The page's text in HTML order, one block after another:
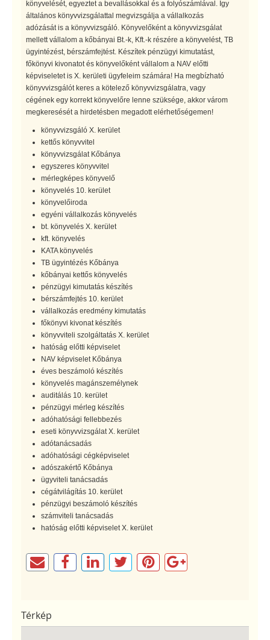
könyvelését, egyeztet a bevallásokkal és a folyószámlával. Így
általános könyvvizsgálattal megvizsgálja a vállalkozás
adózását is a könyvvizsgáló. Könyvelőként a könyvvizsgálat
mellett vállalom a kőbányai Bt.-k, Kft.-k részére a könyvelést, TB
ügyintézést, bérszámfejtést. Készítek pénzügyi kimutatást,
főkönyvi kivonatot és könyvelőként vállalom a NAV előtti
képviseletet is X. kerületi ügyfeleim számára! Ha megbízható
könyvvizsgálót keres a kötelező könyvvizsgálatra, vagy
cégének egy korrekt könyvelőre lenne szüksége, akkor várom
megkeresését a hirdetésben megadott elérhetőségemen!
könyvvizsgáló X. kerület
kettős könyvvitel
könyvvizsgálat Kőbánya
egyszeres könyvvitel
mérlegképes könyvelő
könyvelés 10. kerület
könyvelőiroda
egyéni vállalkozás könyvelés
bt. könyvelés X. kerület
kft. könyvelés
KATA könyvelés
TB ügyintézés Kőbánya
kőbányai kettős könyvelés
pénzügyi kimutatás készítés
bérszámfejtés 10. kerület
vállalkozás eredmény kimutatás
főkönyvi kivonat készítés
könyvviteli szolgáltatás X. kerület
hatóság előtti képviselet
NAV képviselet Kőbánya
éves beszámoló készítés
könyvelés magánszemélynek
auditálás 10. kerület
pénzügyi mérleg készítés
adóhatósági fellebbezés
eseti könyvvizsgálat X. kerület
adótanácsadás
adóhatósági cégképviselet
adószakértő Kőbánya
ügyviteli tanácsadás
cégátvilágítás 10. kerület
pénzügyi beszámoló készítés
számviteli tanácsadás
hatóság előtti képviselet X. kerület
Térkép